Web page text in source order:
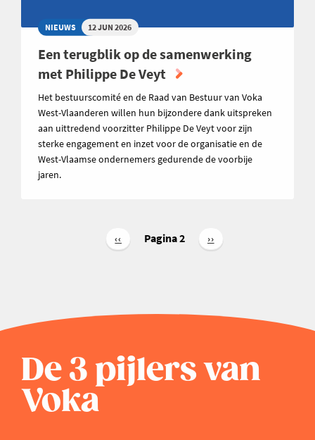
NIEUWS 12 JUN 2026
Een terugblik op de samenwerking
met Philippe De Veyt
Het bestuurscomité en de Raad van Bestuur van Voka
West-Vlaanderen willen hun bijzondere dank uitspreken
aan uittredend voorzitter Philippe De Veyt voor zijn
sterke engagement en inzet voor de organisatie en de
West-Vlaamse ondernemers gedurende de voorbije
jaren.
Vorige
pagina
‹‹ Pagina 2
Volgende
pagina
››
De 3 pijlers van
Voka